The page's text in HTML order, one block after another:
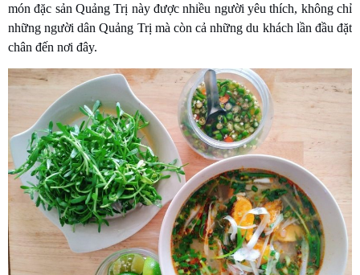
món đặc sản Quảng Trị này được nhiều người yêu thích, không chỉ
những người dân Quảng Trị mà còn cả những du khách lần đầu đặt
chân đến nơi đây.